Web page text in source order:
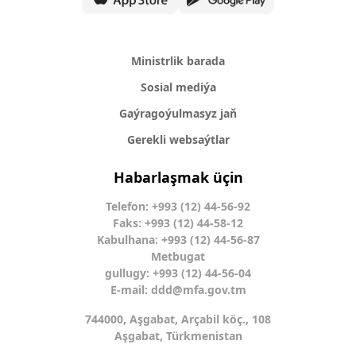
Ministrlik barada
Sosial mediýa
Gaýragoýulmasyz jaň
Gerekli websaýtlar
Habarlaşmak üçin
Telefon: +993 (12) 44-56-92
Faks: +993 (12) 44-58-12
Kabulhana: +993 (12) 44-56-87
Metbugat
gullugy: +993 (12) 44-56-04
E-mail: ddd@mfa.gov.tm
744000, Aşgabat, Arçabil köç., 108
Aşgabat, Türkmenistan